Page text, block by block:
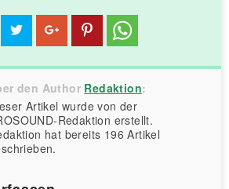
den Author Redaktion:
Artikel wurde von der
Redaktion erstellt.
hat bereits 196 Artikel